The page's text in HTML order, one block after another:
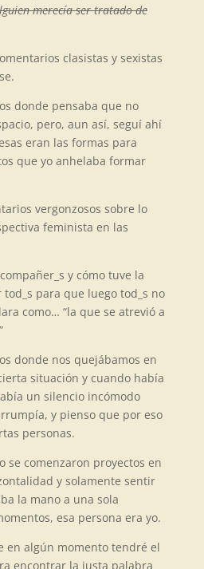
merecía ser tratado de
clasistas y sexistas
donde pensaba que no
pero, aun así, seguí ahí
eran las formas para
que yo anhelaba formar
vergonzosos sobre lo
feminista en las
y cómo tuve la
para que luego tod_s no
como… “la que se atrevió a
donde nos quejábamos en
situación y cuando había
un silencio incómodo
y pienso que por eso
personas.
se comenzaron proyectos en
y solamente sentir
la mano a una sola
esa persona era yo.
en algún momento tendré el
encontrar la justa palabra